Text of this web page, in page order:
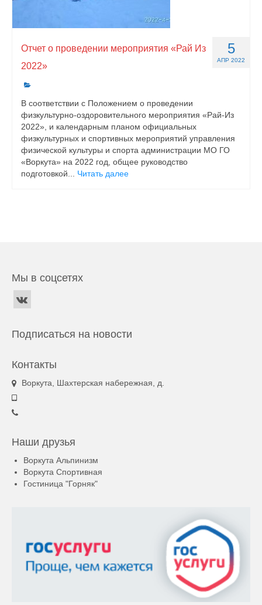
5
АПР 2022
Отчет о проведении мероприятия «Рай Из
2022»
В соответствии с Положением о проведении
физкультурно-оздоровительного мероприятия «Рай-Из
2022», и календарным планом официальных
физкультурных и спортивных мероприятий управления
физической культуры и спорта администрации МО ГО
«Воркута» на 2022 год, общее руководство
подготовкой... Читать далее
Мы в соцсетях
Подписаться на новости
Контакты
Воркута, Шахтерская набережная, д.
Наши друзья
Воркута Альпинизм
Воркута Спортивная
Гостиница "Горняк"